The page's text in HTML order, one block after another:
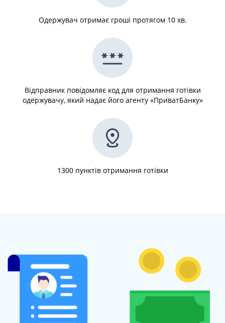
Одержувач отримає гроші протягом 10 хв.
Відправник повідомляє код для отримання готівки
одержувачу, який надає його агенту «ПриватБанку»
1300 пунктів отримання готівки